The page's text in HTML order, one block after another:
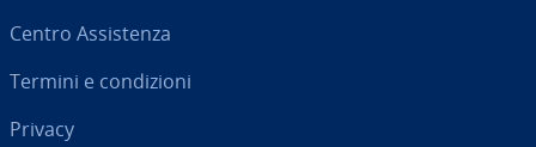
Centro As­si­sten­za
Termini e con­di­zio­ni
Privacy